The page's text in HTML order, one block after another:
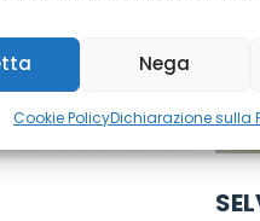
Nega
Cookie PolicyDichiarazione sulla